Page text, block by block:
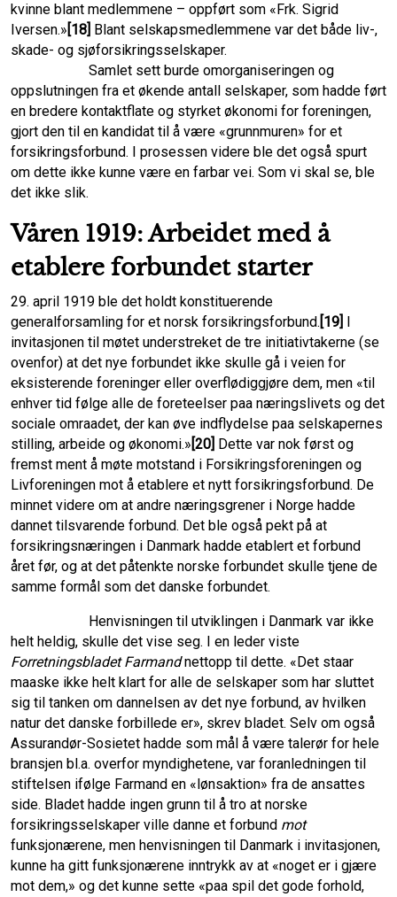
kvinne blant medlemmene – oppført som «Frk. Sigrid
Iversen.» [18] Blant selskapsmedlemmene var det både liv-,
skade- og sjøforsikringsselskaper.
Samlet sett burde omorganiseringen og
oppslutningen fra et økende antall selskaper, som hadde ført
en bredere kontaktflate og styrket økonomi for foreningen,
gjort den til en kandidat til å være «grunnmuren» for et
forsikringsforbund. I prosessen videre ble det også spurt
om dette ikke kunne være en farbar vei. Som vi skal se, ble
det ikke slik.
Våren 1919: Arbeidet med å
etablere forbundet starter
29. april 1919 ble det holdt konstituerende
generalforsamling for et norsk forsikrings­forbund. [19] I
invitasjonen til møtet understreket de tre initiativtakerne (se
ovenfor) at det nye forbundet ikke skulle gå i veien for
eksisterende foreninger eller overflødiggjøre dem, men «til
enhver tid følge alle de foreteelser paa næringslivets og det
sociale omraadet, der kan øve indflydelse paa selskapernes
stilling, arbeide og økonomi.» [20] Dette var nok først og
fremst ment å møte motstand i Forsikringsforeningen og
Livforeningen mot å etablere et nytt forsikringsforbund. De
minnet videre om at andre næringsgrener i Norge hadde
dannet tilsvarende forbund. Det ble også pekt på at
forsikrings­næringen i Danmark hadde etablert et forbund
året før, og at det påtenkte norske forbundet skulle tjene de
samme formål som det danske forbundet.
Henvisningen til utviklingen i Danmark var ikke
helt heldig, skulle det vise seg. I en leder viste
Forretningsbladet Farmandnettopp til dette. «Det staar
maaske ikke helt klart for alle de selskaper som har sluttet
sig til tanken om dannelsen av det nye forbund, av hvilken
natur det danske forbillede er», skrev bladet. Selv om også
Assurandør-Sosietet hadde som mål å være talerør for hele
bransjen bl.a. overfor myndighetene, var foranledningen til
stiftelsen ifølge Farmand en «lønsaktion» fra de ansattes
side. Bladet hadde ingen grunn til å tro at norske
forsikringsselskaper ville danne et forbund mot
funksjonærene, men henvisningen til Danmark i invitasjonen,
kunne ha gitt funksjonærene inntrykk av at «noget er i gjære
mot dem,» og det kunne sette «paa spil det gode forhold,